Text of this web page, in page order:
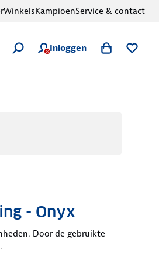
Inloggen
WinkelsKampioenService & contact
- Onyx
Door de gebruikte